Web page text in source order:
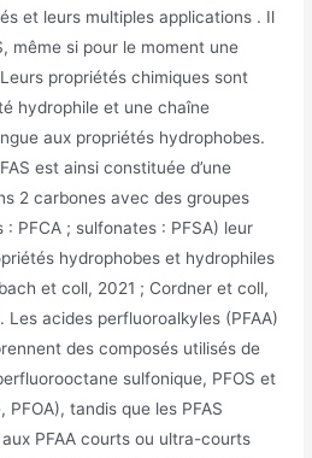
et leurs multiples applications . Il
même si pour le moment une
propriétés chimiques sont
hydrophile et une chaîne
aux propriétés hydrophobes.
est ainsi constituée d’une
2 carbones avec des groupes
PFCA ; sulfonates : PFSA) leur
hydrophobes et hydrophiles
et coll, 2021 ; Cordner et coll,
acides perfluoroalkyles (PFAA)
des composés utilisés de
sulfonique, PFOS et
tandis que les PFAS
PFAA courts ou ultra-courts